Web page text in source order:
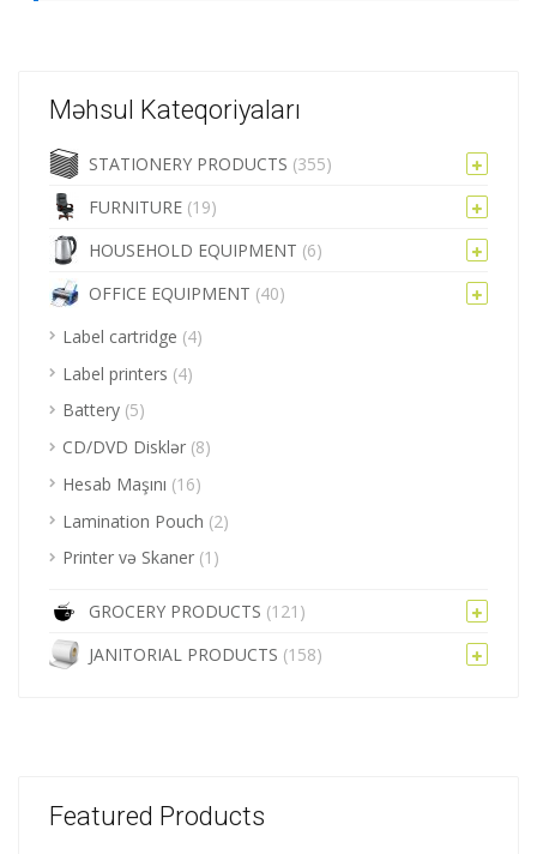
Məhsul Kateqoriyaları
STATIONERY PRODUCTS (355)
FURNITURE (19)
HOUSEHOLD EQUIPMENT (6)
OFFICE EQUIPMENT (40)
Label cartridge (4)
Label printers (4)
Battery (5)
CD/DVD Disklər (8)
Hesab Maşını (16)
Lamination Pouch (2)
Printer və Skaner (1)
GROCERY PRODUCTS (121)
JANITORIAL PRODUCTS (158)
Featured Products